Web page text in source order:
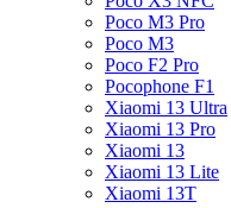
Poco M3 Pro
Poco M3
Poco F2 Pro
Pocophone F1
Xiaomi 13 Ultra
Xiaomi 13 Pro
Xiaomi 13
Xiaomi 13 Lite
Xiaomi 13T